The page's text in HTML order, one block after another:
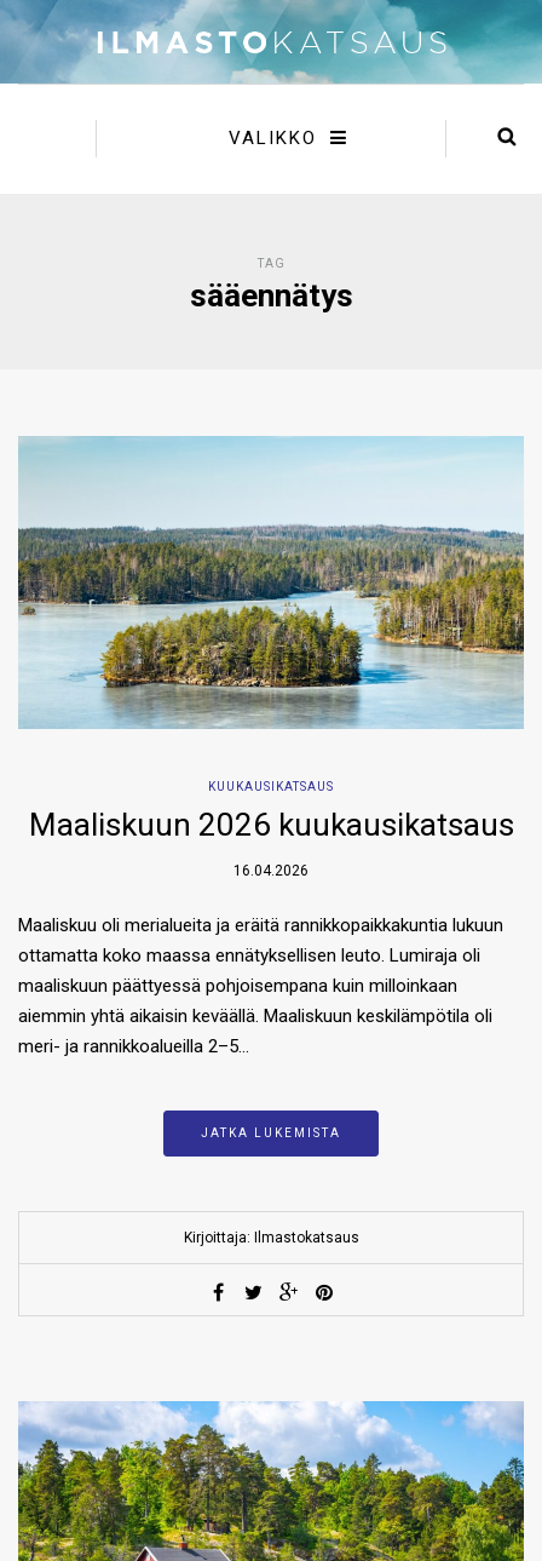
VALIKKO
TAG
sääennätys
KUUKAUSIKATSAUS
Maaliskuun 2026 kuukausikatsaus
16.04.2026
Maaliskuu oli merialueita ja eräitä rannikkopaikkakuntia lukuun
ottamatta koko maassa ennätyksellisen leuto. Lumiraja oli
maaliskuun päättyessä pohjoisempana kuin milloinkaan
aiemmin yhtä aikaisin keväällä. Maaliskuun keskilämpötila oli
meri- ja rannikkoalueilla 2–5…
JATKA LUKEMISTA
Kirjoittaja: Ilmastokatsaus